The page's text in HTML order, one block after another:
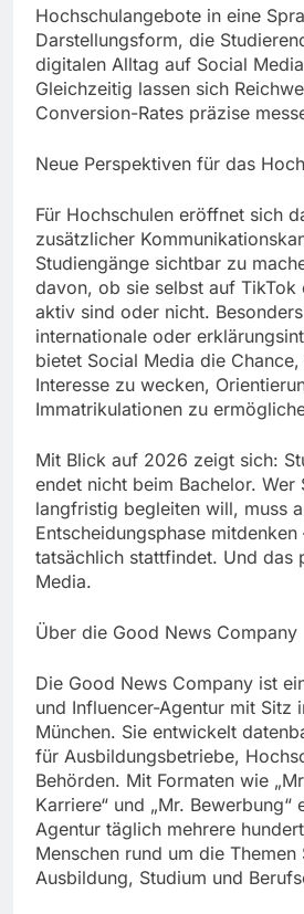
Hochschulangebote in eine
Darstellungsform, die
digitalen Alltag auf Social
Gleichzeitig lassen sich
Conversion-Rates präzise
Neue Perspektiven für das
Für Hochschulen eröffnet sich
zusätzlicher
Studiengänge sichtbar zu
davon, ob sie selbst auf TikTok
aktiv sind oder nicht.
internationale oder
bietet Social Media die
Interesse zu wecken,
Immatrikulationen zu
Mit Blick auf 2026 zeigt sich:
endet nicht beim Bachelor. Wer
langfristig begleiten will, muss
Entscheidungsphase
tatsächlich stattfindet. Und das
Media.
Über die Good News Company
Die Good News Company ist
und Influencer-Agentur mit Sitz
München. Sie entwickelt
für Ausbildungsbetriebe,
Behörden. Mit Formaten wie
Karriere“ und „Mr. Bewerbung“
Agentur täglich mehrere
Menschen rund um die Themen
Ausbildung, Studium und